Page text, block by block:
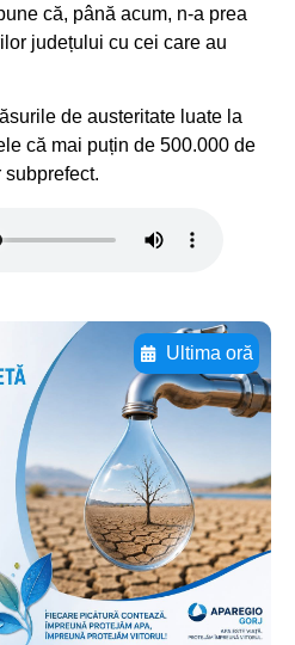
că, până acum, n-a prea
județului cu cei care au
de austeritate luate la
că mai puțin de 500.000 de
subprefect.
Ultima oră
textul pentru
aici
aici
aici
subti